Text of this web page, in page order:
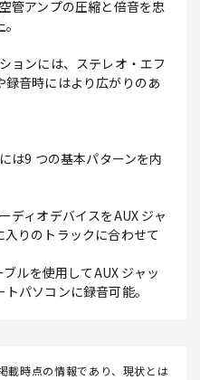
管アンプの圧縮と倍音を忠
ョンには、ステレオ・エフ
音時にはより広がりのあ
は9 つの基本パターンを内
ディオデバイスをAUX ジャ
りのトラックに合わせて
ルを使用してAUX ジャッ
パソコンに録音可能。
載時点の情報であり、現状とは